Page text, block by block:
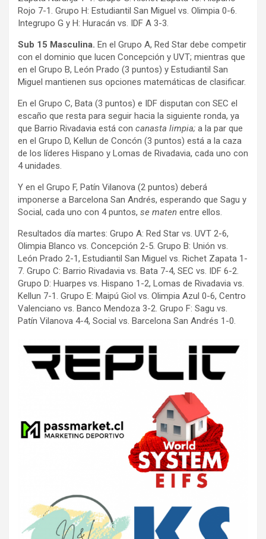
Rojo 7-1. Grupo H: Estudiantil San Miguel vs. Olimpia 0-6.
Integrupo G y H: Huracán vs. IDF A 3-3.
Sub 15 Masculina. En el Grupo A, Red Star debe competir
con el dominio que lucen Concepción y UVT; mientras que
en el Grupo B, León Prado (3 puntos) y Estudiantil San
Miguel mantienen sus opciones matemáticas de clasificar.
En el Grupo C, Bata (3 puntos) e IDF disputan con SEC el
escaño que resta para seguir hacia la siguiente ronda, ya
que Barrio Rivadavia está con canasta limpia; a la par que
en el Grupo D, Kellun de Concón (3 puntos) está a la caza
de los líderes Hispano y Lomas de Rivadavia, cada uno con
4 unidades.
Y en el Grupo F, Patín Vilanova (2 puntos) deberá
imponerse a Barcelona San Andrés, esperando que Sagu y
Social, cada uno con 4 puntos, se maten entre ellos.
Resultados día martes: Grupo A: Red Star vs. UVT 2-6,
Olimpia Blanco vs. Concepción 2-5. Grupo B: Unión vs.
León Prado 2-1, Estudiantil San Miguel vs. Richet Zapata 1-
7. Grupo C: Barrio Rivadavia vs. Bata 7-4, SEC vs. IDF 6-2.
Grupo D: Huarpes vs. Hispano 1-2, Lomas de Rivadavia vs.
Kellun 7-1. Grupo E: Maipú Giol vs. Olimpia Azul 0-6, Centro
Valenciano vs. Banco Mendoza 3-2. Grupo F: Sagu vs.
Patín Vilanova 4-4, Social vs. Barcelona San Andrés 1-0.